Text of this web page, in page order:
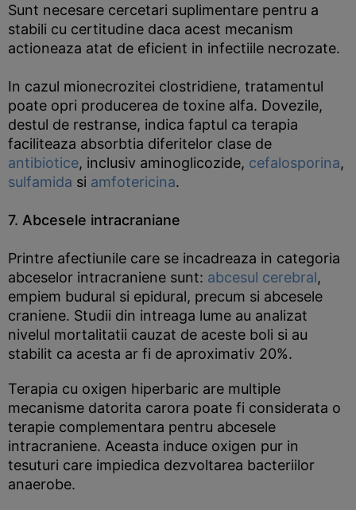
Sunt necesare cercetari suplimentare pentru a
stabili cu certitudine daca acest mecanism
actioneaza atat de eficient in infectiile necrozate.
In cazul mionecrozitei clostridiene, tratamentul
poate opri producerea de toxine alfa. Dovezile,
destul de restranse, indica faptul ca terapia
faciliteaza absorbtia diferitelor clase de
antibiotice, inclusiv aminoglicozide, cefalosporina,
sulfamida si amfotericina.
7. Abcesele intracraniane
Printre afectiunile care se incadreaza in categoria
abceselor intracraniene sunt: abcesul cerebral,
empiem budural si epidural, precum si abcesele
craniene. Studii din intreaga lume au analizat
nivelul mortalitatii cauzat de aceste boli si au
stabilit ca acesta ar fi de aproximativ 20%.
Terapia cu oxigen hiperbaric are multiple
mecanisme datorita carora poate fi considerata o
terapie complementara pentru abcesele
intracraniene. Aceasta induce oxigen pur in
tesuturi care impiedica dezvoltarea bacteriilor
anaerobe.